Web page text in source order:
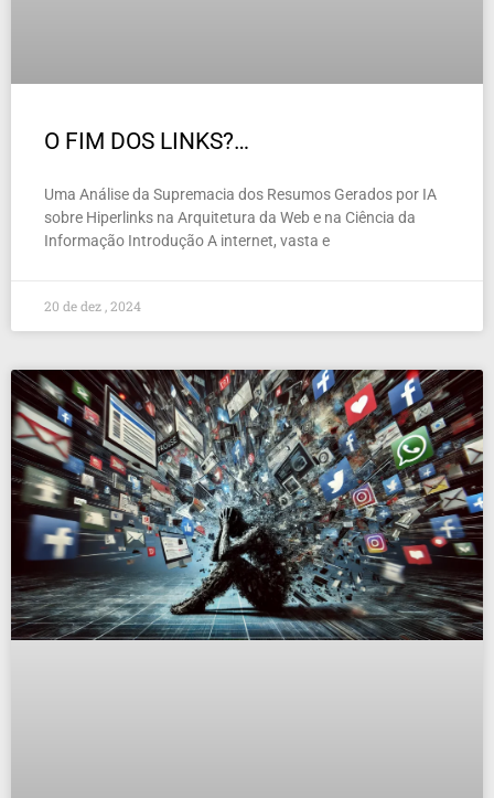
O FIM DOS LINKS?…
Uma Análise da Supremacia dos Resumos Gerados por IA
sobre Hiperlinks na Arquitetura da Web e na Ciência da
Informação Introdução A internet, vasta e
20 de dez , 2024